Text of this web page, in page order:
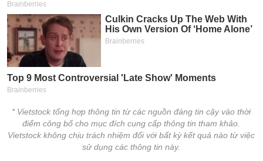
* Vietstock tổng hợp thông tin từ các nguồn đáng tin cậy vào thời
điểm công bố cho mục đích cung cấp thông tin tham khảo.
Vietstock không chịu trách nhiệm đối với bất kỳ kết quả nào từ việc
sử dụng các thông tin này.